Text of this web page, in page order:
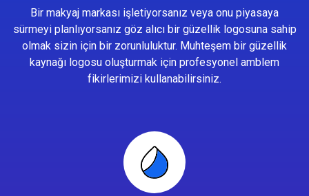
Bir makyaj markası işletiyorsanız veya onu piyasaya
sürmeyi planlıyorsanız göz alıcı bir güzellik logosuna sahip
olmak sizin için bir zorunluluktur. Muhteşem bir güzellik
kaynağı logosu oluşturmak için profesyonel amblem
fikirlerimizi kullanabilirsiniz.